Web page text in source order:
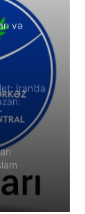
və
İran’da